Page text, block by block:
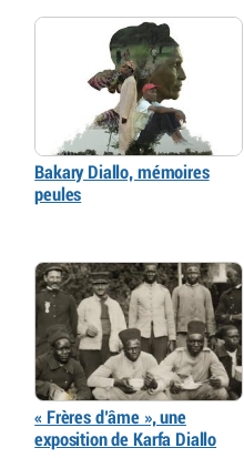
Bakary Diallo, mémoires
peules
« Frères d’âme », une
exposition de Karfa Diallo